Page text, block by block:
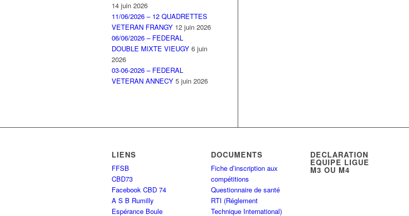
14 juin 2026
11/06/2026 – 12 QUADRETTES
VETERAN FRANGY 12 juin 2026
06/06/2026 – FEDERAL
DOUBLE MIXTE VIEUGY 6 juin
2026
03-06-2026 – FEDERAL
VETERAN ANNECY 5 juin 2026
LIENS
FFSB
CBD73
Facebook CBD 74
A S B Rumilly
Espérance Boule
DOCUMENTS
Fiche d’inscription aux
compétitions
Questionnaire de santé
RTI (Réglement
Technique International)
DECLARATION
EQUIPE LIGUE
M3 OU M4